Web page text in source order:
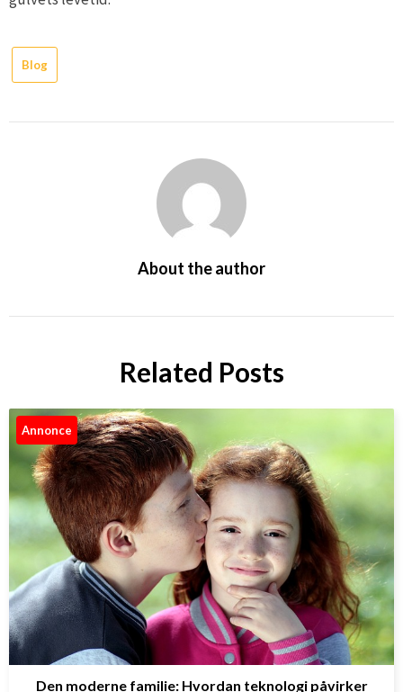
Blog
About the author
Related Posts
Annonce
Den moderne familie: Hvordan teknologi påvirker